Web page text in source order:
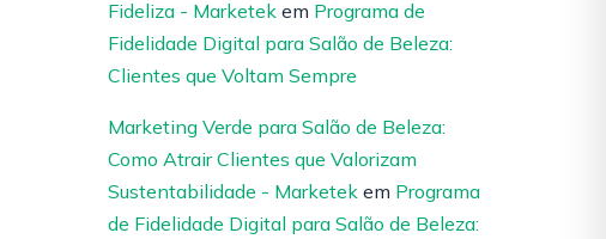
Fideliza - Marketek em Programa de
Fidelidade Digital para Salão de Beleza:
Clientes que Voltam Sempre
Marketing Verde para Salão de Beleza:
Como Atrair Clientes que Valorizam
Sustentabilidade - Marketek em Programa
de Fidelidade Digital para Salão de Beleza: